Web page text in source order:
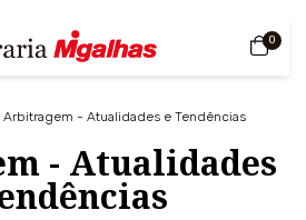
0
Arbitragem - Atualidades e Tendências
- Atualidades